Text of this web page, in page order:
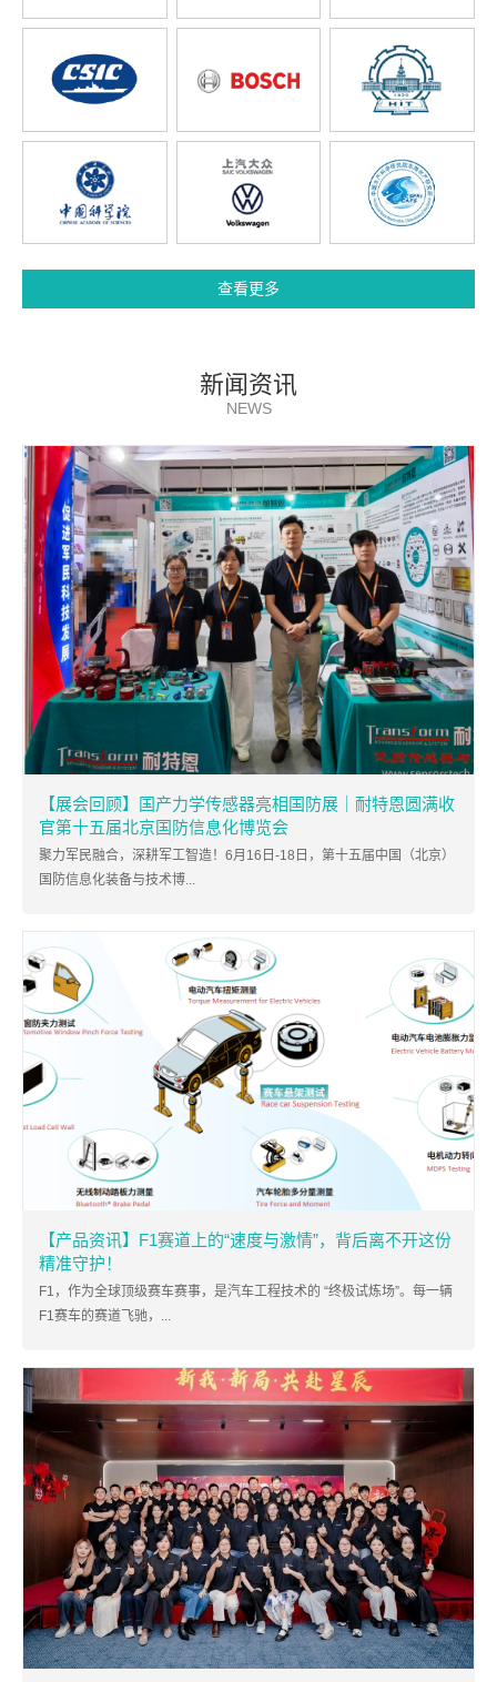
查看更多
新闻资讯
NEWS
【展会回顾】国产力学传感器亮相国防展｜耐特恩圆满收
官第十五届北京国防信息化博览会
聚力军民融合，深耕军工智造！6月16日-18日，第十五届中国（北京）
国防信息化装备与技术博...
【产品资讯】F1赛道上的“速度与激情”，背后离不开这份
精准守护！
F1，作为全球顶级赛车赛事，是汽车工程技术的 “终极试炼场”。每一辆
F1赛车的赛道飞驰，...